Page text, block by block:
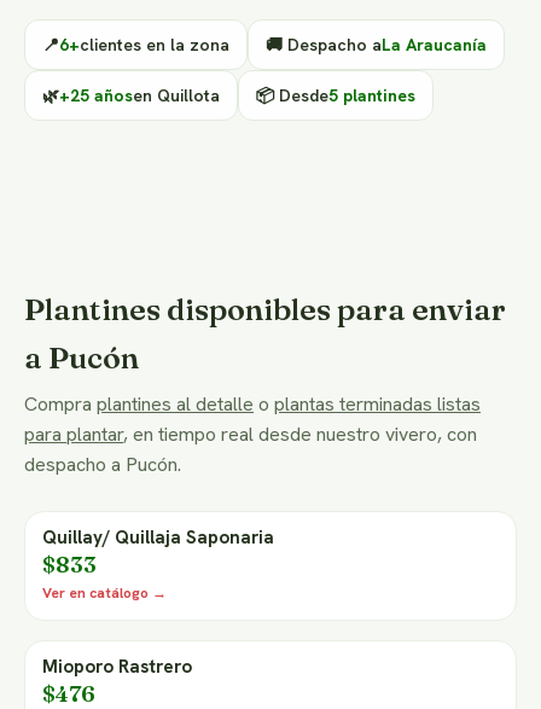
📍6+clientes en la zona 🚚 Despacho aLa Araucanía
🌿+25 añosen Quillota 📦 Desde5 plantines
Plantines disponibles para enviar
a Pucón
Compra plantines al detalle o plantas terminadas listas
para plantar, en tiempo real desde nuestro vivero, con
despacho a Pucón.
Quillay/ Quillaja Saponaria
$833
Ver en catálogo →
Mioporo Rastrero
$476